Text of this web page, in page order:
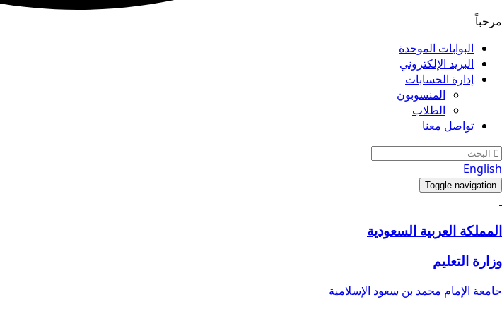
مرحباً
البوابات الموحدة
البريد الإلكتروني
إدارة الحسابات
المنسوبون
الطلاب
تواصل معنا
English
Toggle navigation
المملكة العربية السعودية
وزارة التعليم
جامعة الإمام محمد بن سعود الإسلامية